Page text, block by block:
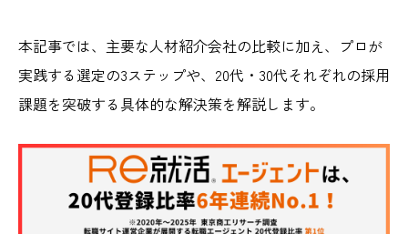
本記事では、主要な人材紹介会社の比較に加え、プロが
実践する選定の3ステップや、20代・30代それぞれの採用
課題を突破する具体的な解決策を解説します。